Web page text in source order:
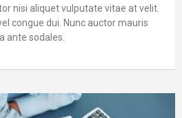
nisi aliquet vulputate vitae at velit.
congue dui. Nunc auctor mauris
ante sodales.